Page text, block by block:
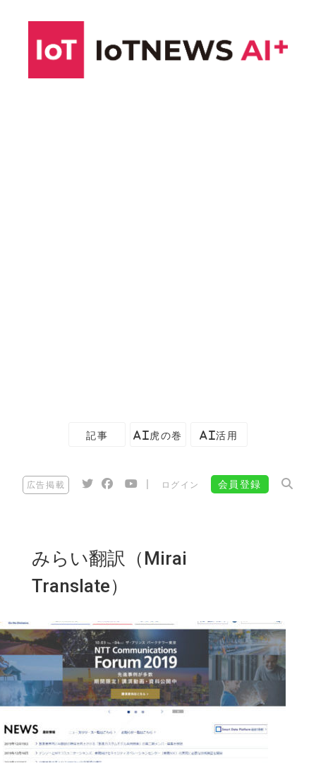
記事 AI虎の巻 AI活用
広告掲載 ログイン 会員登録
みらい翻訳（Mirai
Translate）